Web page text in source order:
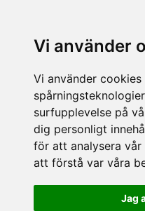
Vi använder
Vi använder cookies
surfupplevelse på
dig personligt
för att analysera
att förstå var våra
Jag